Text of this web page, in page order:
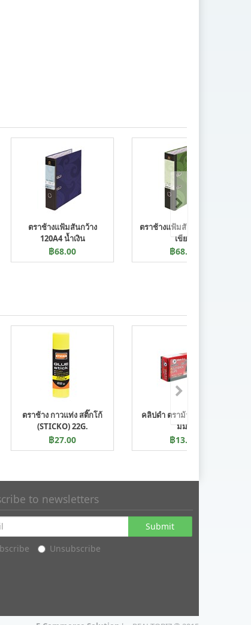
ตราช้างแฟ้มสันกว้าง
120A4 น้ำเงิน
฿68.00
ตราช้างแฟ้มสันกว้าง 120F
เขียว
฿68.00
ตราช้าง กาวแท่ง สติ๊กโก้
(STICKO) 22G.
฿27.00
คลิปดำ ตราม้า H-112, 19
มม.
฿13.00
to newsletters
Submit
Unsubscribe